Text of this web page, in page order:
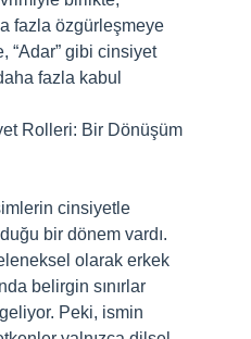
fazla özgürleşmeye
“Adar” gibi cinsiyet
fazla kabul
Rolleri: Bir Dönüşüm
cinsiyetle
bir dönem vardı.
olarak erkek
belirgin sınırlar
Peki, ismin